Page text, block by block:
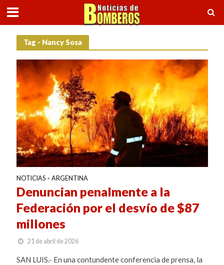
Tag - Nancy Sosa
NOTICIAS • ARGENTINA
Denuncian penalmente a la
Federación por el desvío de $87
millones
21 de abril de 2026
SAN LUIS.- En una contundente conferencia de prensa, la